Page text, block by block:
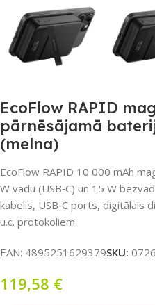
EcoFlow RAPID
pārnēsājamā
(melna)
EcoFlow RAPID 10 000 mAh
W vadu (USB‑C) un 15 W
kabelis, USB‑C ports, digitālais
u.c. protokoliem.
EAN: 4895251629379SKU:
119,58 €